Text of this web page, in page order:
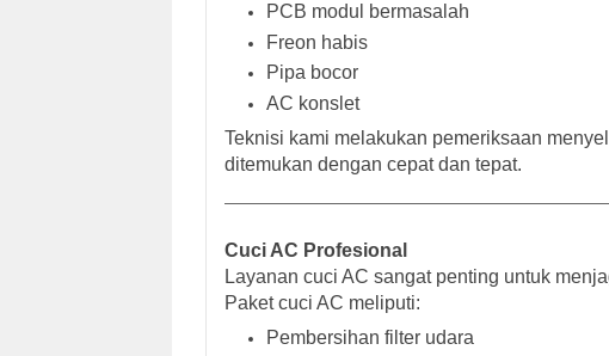
PCB modul bermasalah
Freon habis
Pipa bocor
AC konslet
Teknisi kami melakukan pemeriksaan
ditemukan dengan cepat dan tepat.
Cuci AC Profesional
Layanan cuci AC sangat penting untuk
Paket cuci AC meliputi:
Pembersihan filter udara